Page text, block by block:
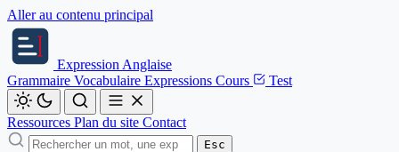
Aller au contenu principal
Expression Anglaise
Grammaire Vocabulaire Expressions Cours Test
Ressources Plan du site Contact
Esc